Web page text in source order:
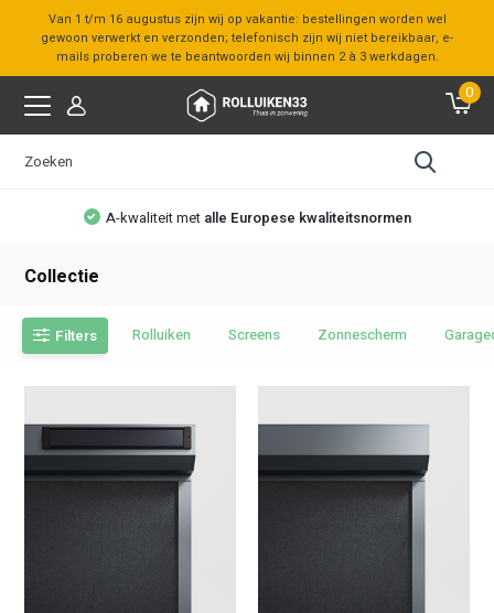
Van 1 t/m 16 augustus zijn wij op vakantie: bestellingen worden wel
gewoon verwerkt en verzonden; telefonisch zijn wij niet bereikbaar, e-
mails proberen we te beantwoorden wij binnen 2 à 3 werkdagen.
0
alle Europese kwaliteitsnormen
Collectie
Filters Rolluiken Screens Zonnescherm